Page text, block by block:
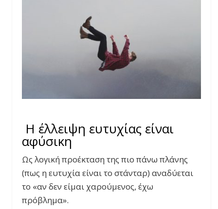
Η έλλειψη ευτυχίας είναι
αφύσικη
Ως λογική προέκταση της πιο πάνω πλάνης
(πως η ευτυχία είναι το στάνταρ) αναδύεται
το «αν δεν είμαι χαρούμενος, έχω
πρόβλημα».